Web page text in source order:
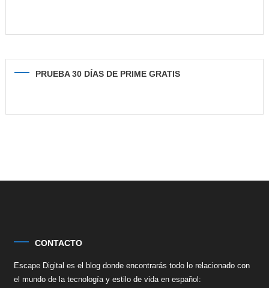
PRUEBA 30 DÍAS DE PRIME GRATIS
CONTACTO
Escape Digital es el blog donde encontrarás todo lo relacionado con
el mundo de la tecnología y estilo de vida en español: